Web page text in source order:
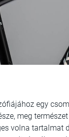
egy
meg
volna